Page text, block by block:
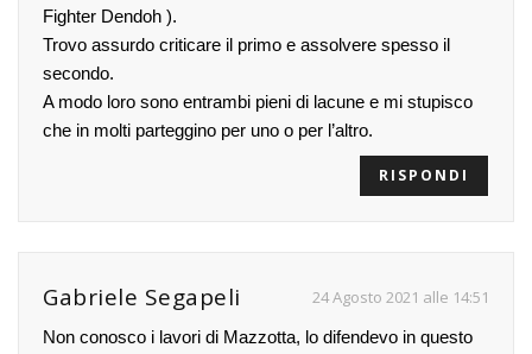
Fighter Dendoh ).
Trovo assurdo criticare il primo e assolvere spesso il
secondo.
A modo loro sono entrambi pieni di lacune e mi stupisco
che in molti parteggino per uno o per l’altro.
RISPONDI
Gabriele Segapeli 24 Agosto 2021 alle 14:51
Non conosco i lavori di Mazzotta, lo difendevo in questo